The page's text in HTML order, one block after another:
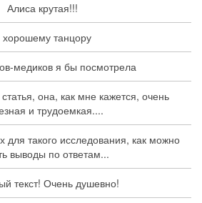
Алиса крутая!!!
танцору
медиков я бы посмотрела
она, как мне кажется, очень
и трудоемкая....
такого исследования, как можно
выводы по ответам...
текст! Очень душевно!